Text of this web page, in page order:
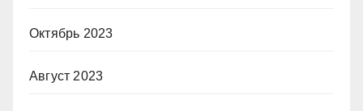
Октябрь 2023
Август 2023